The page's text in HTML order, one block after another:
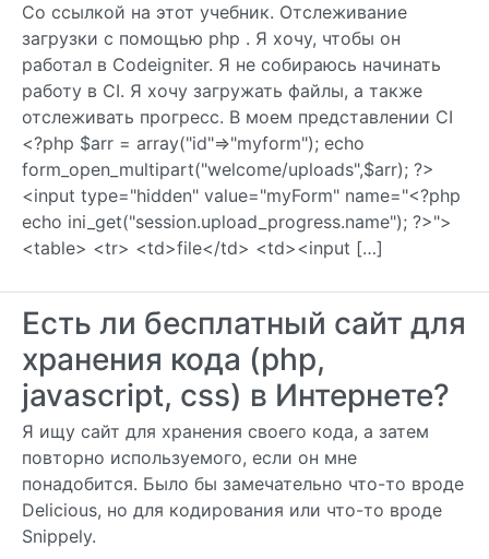
Со ссылкой на этот учебник. Отслеживание
загрузки с помощью php . Я хочу, чтобы он
работал в Codeigniter. Я не собираюсь начинать
работу в CI. Я хочу загружать файлы, а также
отслеживать прогресс. В моем представлении CI
<?php $arr = array("id"=>"myform"); echo
form_open_multipart("welcome/uploads",$arr); ?>
<input type="hidden" value="myForm" name="<?php
echo ini_get("session.upload_progress.name"); ?>">
<table> <tr> <td>file</td> <td><input […]
Есть ли бесплатный сайт для
хранения кода (php,
javascript, css) в Интернете?
Я ищу сайт для хранения своего кода, а затем
повторно используемого, если он мне
понадобится. Было бы замечательно что-то вроде
Delicious, но для кодирования или что-то вроде
Snippely.